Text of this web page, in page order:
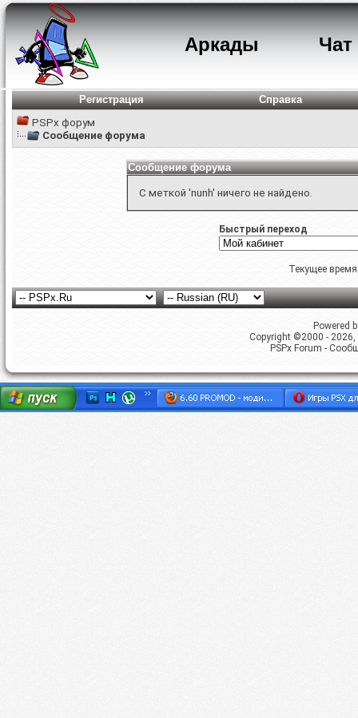
Аркады Чат
Регистрация
Справка
PSPx форум
Сообщение форума
Сообщение форума
С меткой 'nunh' ничего не найдено.
Быстрый переход
Текущее
Powered
Copyright ©2000 -
PSPx Forum -